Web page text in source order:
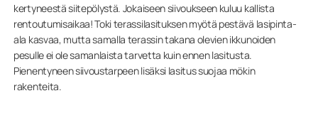
kertyneestä siitepölystä. Jokaiseen siivoukseen kuluu kallista
rentoutumisaikaa! Toki terassilasituksen myötä pestävä lasipinta-
ala kasvaa, mutta samalla terassin takana olevien ikkunoiden
pesulle ei ole samanlaista tarvetta kuin ennen lasitusta.
Pienentyneen siivoustarpeen lisäksi lasitus suojaa mökin
rakenteita.